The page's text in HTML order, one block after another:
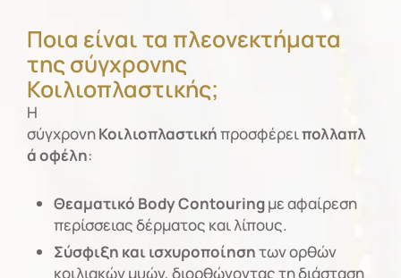
Ποια είναι τα πλεονεκτήματα
της σύγχρονης
Κοιλιοπλαστικής;
Η
σύγχρονηΚοιλιοπλαστικήπροσφέρειπολλαπλ
ά οφέλη:
Θεαματικό BodyContouringμε αφαίρεση
περίσσειας δέρματος και λίπους.
Σύσφιξη και ισχυροποίησητων ορθών
κοιλιακών μυών, διορθώνοντας τη διάσταση